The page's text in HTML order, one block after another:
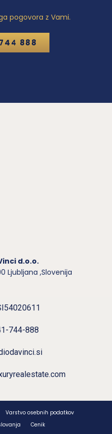
pogovora z Vami.
888
d.o.o.
Ljubljana ,Slovenija
744-888
Varstvo osebnih podatkov
Cenik